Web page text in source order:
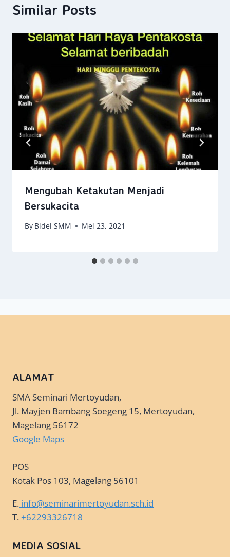
Similar Posts
Mengubah Ketakutan Menjadi
Bersukacita
By Bidel SMM Mei 23, 2021
ALAMAT
SMA Seminari Mertoyudan,
Jl. Mayjen Bambang Soegeng 15, Mertoyudan,
Magelang 56172
Google Maps
POS
Kotak Pos 103, Magelang 56101
E. info@seminarimertoyudan.sch.id
T.+62293326718
MEDIA SOSIAL